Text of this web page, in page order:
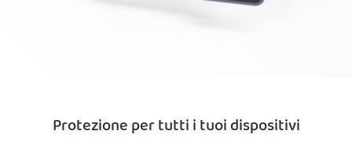
Protezione per tutti i tuoi dispositivi